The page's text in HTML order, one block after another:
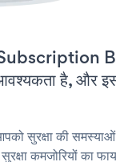
है, और
सुरक्षा की
कमजोरियों का